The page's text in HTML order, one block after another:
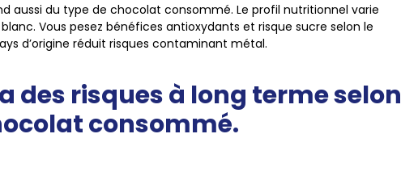
aussi du type de chocolat consommé. Le profil nutritionnel varie
Vous pesez bénéfices antioxydants et risque sucre selon le
d’origine réduit risques contaminant métal.
des risques à long terme selon
consommé.